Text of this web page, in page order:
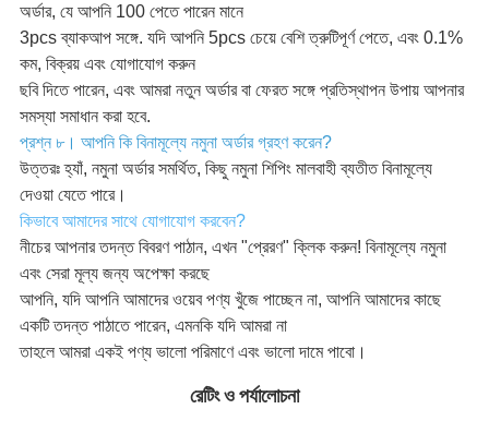
অর্ডার, যে আপনি 100 পেতে পারেন মানে
3pcs ব্যাকআপ সঙ্গে. যদি আপনি 5pcs চেয়ে বেশি ত্রুটিপূর্ণ পেতে, এবং 0.1%
কম, বিক্রয় এবং যোগাযোগ করুন
ছবি দিতে পারেন, এবং আমরা নতুন অর্ডার বা ফেরত সঙ্গে প্রতিস্থাপন উপায় আপনার
সমস্যা সমাধান করা হবে.
প্রশ্ন ৮। আপনি কি বিনামূল্যে নমুনা অর্ডার গ্রহণ করেন?
উত্তরঃ হ্যাঁ, নমুনা অর্ডার সমর্থিত, কিছু নমুনা শিপিং মালবাহী ব্যতীত বিনামূল্যে
দেওয়া যেতে পারে।
কিভাবে আমাদের সাথে যোগাযোগ করবেন?
নীচের আপনার তদন্ত বিবরণ পাঠান, এখন "প্রেরণ" ক্লিক করুন! বিনামূল্যে নমুনা
এবং সেরা মূল্য জন্য অপেক্ষা করছে
আপনি, যদি আপনি আমাদের ওয়েব পণ্য খুঁজে পাচ্ছেন না, আপনি আমাদের কাছে
একটি তদন্ত পাঠাতে পারেন, এমনকি যদি আমরা না
তাহলে আমরা একই পণ্য ভালো পরিমাণে এবং ভালো দামে পাবো।
রেটিং ও পর্যালোচনা